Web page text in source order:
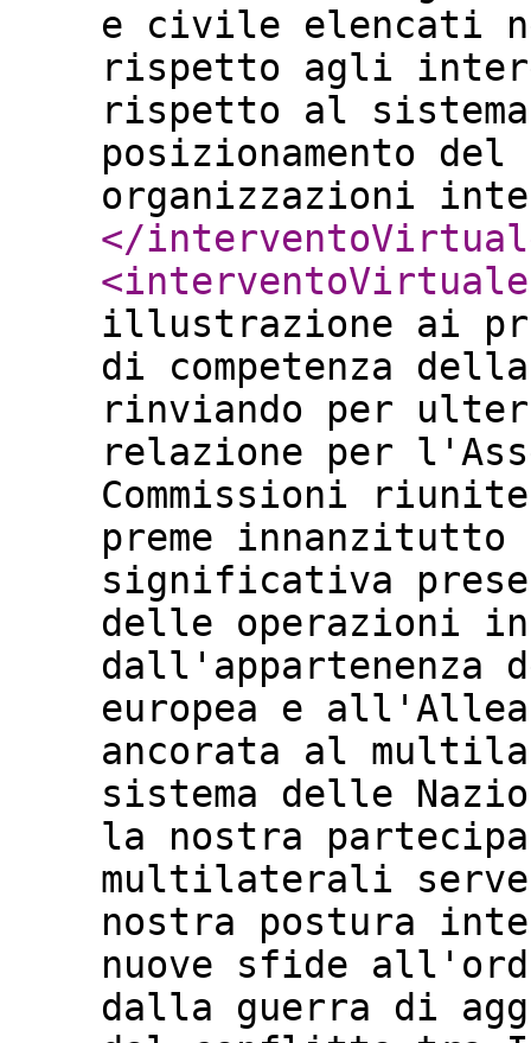
e civile elencati
rispetto agli
rispetto al
posizionamento
organizzazioni
</
<interventoVirtuale
illustrazione ai
di competenza
rinviando per
relazione per
Commissioni
preme
significativa
delle operazioni
dall'appartenenza
europea e
ancorata al
sistema delle
la nostra
multilaterali
nostra postura
nuove sfide
dalla guerra di